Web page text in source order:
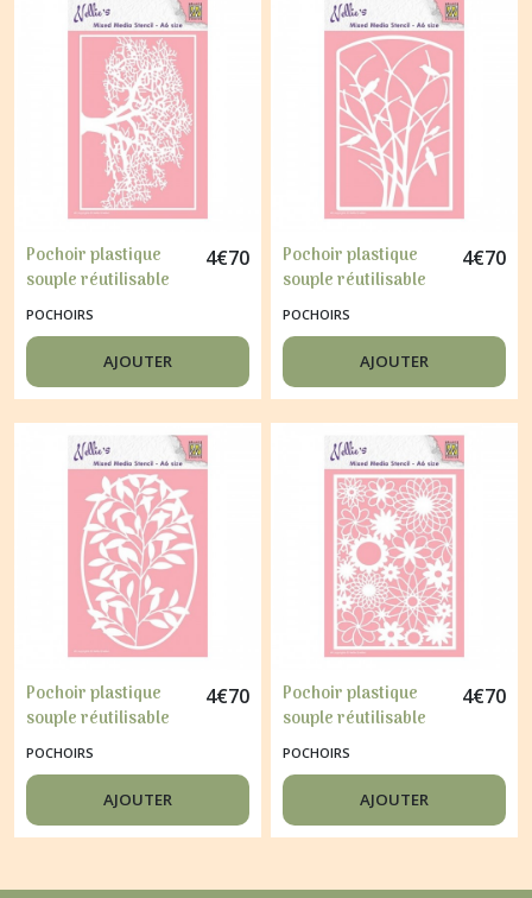
Pochoir plastique
souple réutilisable
Nellie's Choice ARBRE
001
4€70
POCHOIRS
AJOUTER
Pochoir plastique
souple réutilisable
Nellie's Choice
OISEAU ARBRE 003
4€70
POCHOIRS
AJOUTER
Pochoir plastique
souple réutilisable
Nellie's Choice
BRANCHE FLEUR 005
4€70
POCHOIRS
AJOUTER
Pochoir plastique
souple réutilisable
Nellie's Choice FLEUR
006
4€70
POCHOIRS
AJOUTER